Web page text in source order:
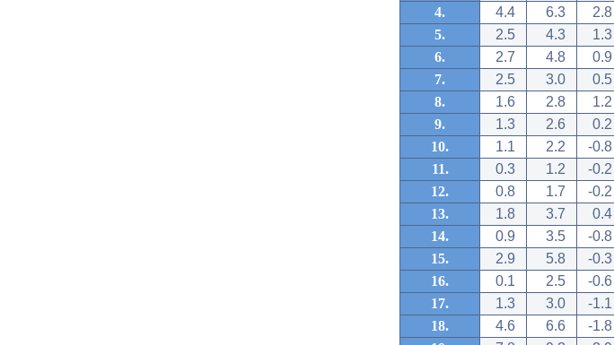
4.
4.4 6.3 2.8
5.
2.5 4.3 1.3
6.
2.7 4.8 0.9
7.
2.5 3.0 0.5
8.
1.6 2.8 1.2
9.
1.3 2.6 0.2
10.
1.1 2.2 -0.8
11.
0.3 1.2 -0.2
12.
0.8 1.7 -0.2
13.
1.8 3.7 0.4
14.
0.9 3.5 -0.8
15.
2.9 5.8 -0.3
16.
0.1 2.5 -0.6
17.
1.3 3.0 -1.1
18.
4.6 6.6 -1.8